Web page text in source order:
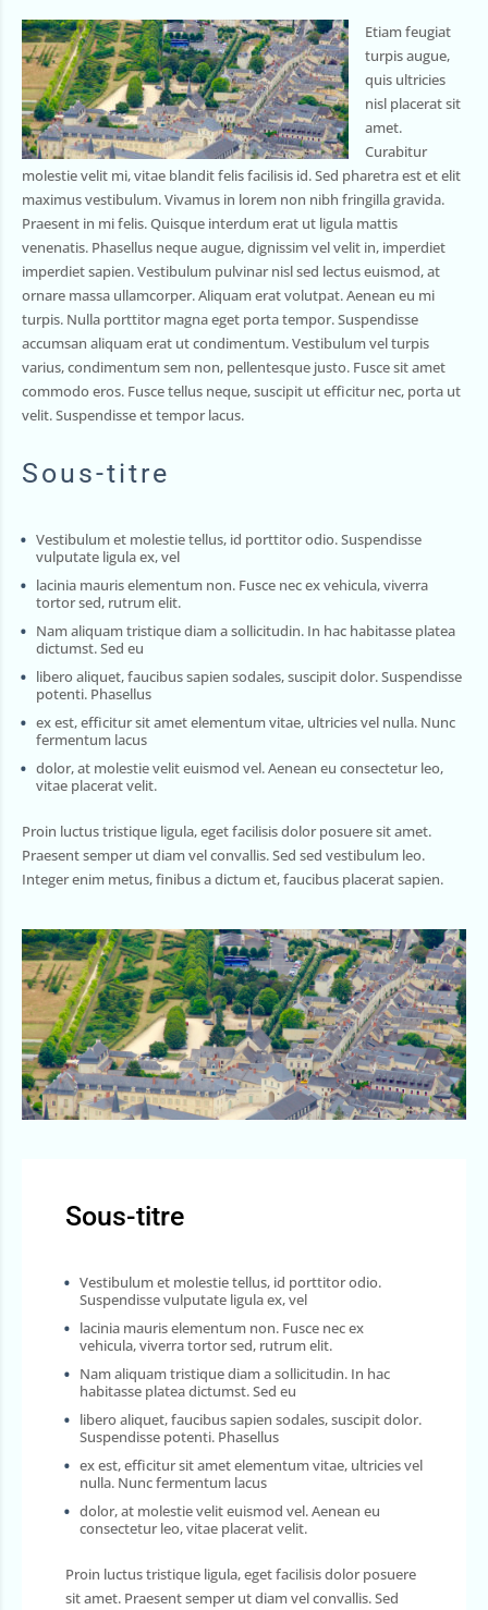
Etiam feugiat
turpis augue,
quis ultricies
nisl placerat sit
amet.
Curabitur
molestie velit mi, vitae blandit felis facilisis id. Sed pharetra est et elit
maximus vestibulum. Vivamus in lorem non nibh fringilla gravida.
Praesent in mi felis. Quisque interdum erat ut ligula mattis
venenatis. Phasellus neque augue, dignissim vel velit in, imperdiet
imperdiet sapien. Vestibulum pulvinar nisl sed lectus euismod, at
ornare massa ullamcorper. Aliquam erat volutpat. Aenean eu mi
turpis. Nulla porttitor magna eget porta tempor. Suspendisse
accumsan aliquam erat ut condimentum. Vestibulum vel turpis
varius, condimentum sem non, pellentesque justo. Fusce sit amet
commodo eros. Fusce tellus neque, suscipit ut efficitur nec, porta ut
velit. Suspendisse et tempor lacus.
Sous-titre
Vestibulum et molestie tellus, id porttitor odio. Suspendisse
vulputate ligula ex, vel
lacinia mauris elementum non. Fusce nec ex vehicula, viverra
tortor sed, rutrum elit.
Nam aliquam tristique diam a sollicitudin. In hac habitasse platea
dictumst. Sed eu
libero aliquet, faucibus sapien sodales, suscipit dolor. Suspendisse
potenti. Phasellus
ex est, efficitur sit amet elementum vitae, ultricies vel nulla. Nunc
fermentum lacus
dolor, at molestie velit euismod vel. Aenean eu consectetur leo,
vitae placerat velit.
Proin luctus tristique ligula, eget facilisis dolor posuere sit amet.
Praesent semper ut diam vel convallis. Sed sed vestibulum leo.
Integer enim metus, finibus a dictum et, faucibus placerat sapien.
Sous-titre
Vestibulum et molestie tellus, id porttitor odio.
Suspendisse vulputate ligula ex, vel
lacinia mauris elementum non. Fusce nec ex
vehicula, viverra tortor sed, rutrum elit.
Nam aliquam tristique diam a sollicitudin. In hac
habitasse platea dictumst. Sed eu
libero aliquet, faucibus sapien sodales, suscipit dolor.
Suspendisse potenti. Phasellus
ex est, efficitur sit amet elementum vitae, ultricies vel
nulla. Nunc fermentum lacus
dolor, at molestie velit euismod vel. Aenean eu
consectetur leo, vitae placerat velit.
Proin luctus tristique ligula, eget facilisis dolor posuere
sit amet. Praesent semper ut diam vel convallis. Sed